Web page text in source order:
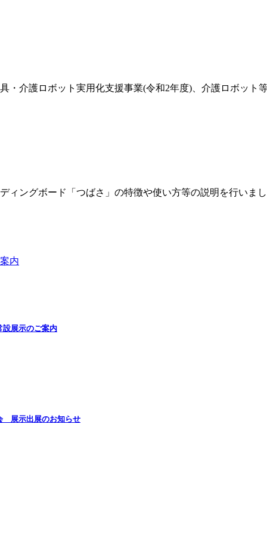
・介護ロボット実用化支援事業(令和2年度)、介護ロボッ
ィングボード「つばさ」の特徴や使い方等の説明を行いま
内
展示のご案内
展示出展のお知らせ